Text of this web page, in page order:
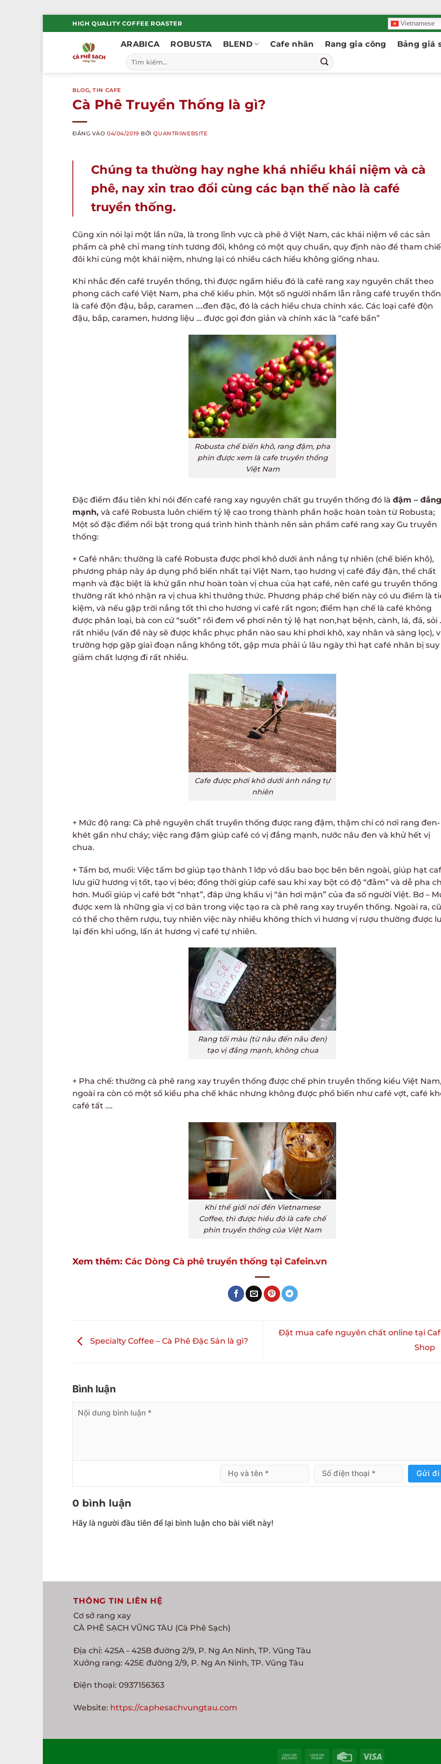
qua
HIGH QUALITY COFFEE ROASTER Vietnamese
ARABICA ROBUSTA BLEND Cafe nhân Rang gia công Bảng giá
Tìm
kiếm:
BLOG,TIN CAFE
Cà Phê Truyền Thống là gì?
ĐĂNG VÀO04/04/2019 BỞIQUANTRIWEBSITE
Chúng ta thường hay nghe khá nhiều khái niệm và cà
phê, nay xin trao đổi cùng các bạn thế nào là café
truyền thống.
Cũng xin nói lại một lần nữa, là trong lĩnh vực cà phê ở Việt Nam, các khái niệm về các sản
phẩm cà phê chỉ mang tính tương đối, không có một quy chuẩn, quy định nào để tham
đôi khi cùng một khái niệm, nhưng lại có nhiều cách hiểu không giống nhau.
Khi nhắc đến café truyền thống, thì được ngầm hiểu đó là café rang xay nguyên chất theo
phong cách café Việt Nam, pha chế kiểu phin. Một số người nhầm lẫn rằng café truyền
là café độn đậu, bắp, caramen ….đen đặc, đó là cách hiểu chưa chính xác. Các loại café độn
đậu, bắp, caramen, hương liệu … được gọi đơn giản và chính xác là “café bẩn”
Robusta chế biến khô, rang đậm, pha
phin được xem là cafe truyền thống
Việt Nam
Đặc điểm đầu tiên khi nói đến café rang xay nguyên chất gu truyền thống đó là đậm –
mạnh, và café Robusta luôn chiếm tỷ lệ cao trong thành phần hoặc hoàn toàn từ Robusta;
Một số đặc điểm nổi bật trong quá trình hình thành nên sản phẩm café rang xay Gu truyền
thống:
+ Café nhân: thường là café Robusta được phơi khô dưới ánh nắng tự nhiên (chế biến khô),
phương pháp này áp dụng phổ biến nhất tại Việt Nam, tạo hương vị café đầy đặn, thể chất
mạnh và đặc biệt là khử gần như hoàn toàn vị chua của hạt café, nên café gu truyền thống
thường rất khó nhận ra vị chua khi thưởng thức. Phương pháp chế biến này có ưu điểm là
kiệm, và nếu gặp trời nắng tốt thì cho hương vi café rất ngon; điểm hạn chế là café không
được phân loại, bà con cứ “suốt” rồi đem về phơi nên tỷ lệ hạt non,hạt bệnh, cành, lá, đá, sỏi
rất nhiều (vấn đề này sẽ được khắc phục phần nào sau khi phơi khô, xay nhân và sàng lọc),
trường hợp gặp giai đoạn nắng không tốt, gặp mưa phải ủ lâu ngày thì hạt café nhân bị suy
giảm chất lượng đi rất nhiều.
Cafe được phơi khô dưới ánh nắng tự
nhiên
+ Mức độ rang: Cà phê nguyên chất truyền thống được rang đậm, thậm chí có nơi rang đen-
khét gần như cháy; việc rang đậm giúp café có vị đắng mạnh, nước nâu đen và khử hết vị
chua.
+ Tẩm bơ, muối: Việc tẩm bơ giúp tạo thành 1 lớp vỏ dầu bao bọc bên bên ngoài, giúp hạt
lưu giữ hương vị tốt, tạo vị béo; đồng thời giúp café sau khi xay bột có độ “đằm” và dễ pha
hơn. Muối giúp vị café bớt “nhạt”, đáp ứng khẩu vị “ăn hơi mặn” của đa số người Việt. Bơ –
được xem là những gia vị cơ bản trong việc tạo ra cà phê rang xay truyền thống. Ngoài ra,
có thể cho thêm rượu, tuy nhiên việc này nhiều không thích vì hương vị rượu thường được
lại đến khi uống, lấn át hương vị café tự nhiên.
Rang tối màu (từ nâu đến nâu đen)
tạo vị đắng mạnh, không chua
+ Pha chế: thường cà phê rang xay truyền thống được chế phin truyền thống kiểu Việt
ngoài ra còn có một số kiểu pha chế khác nhưng không được phổ biến như café vợt, café
café tất ….
Khi thế giới nói đến Vietnamese
Coffee, thì được hiểu đó là cafe chế
phin truyền thống của Việt Nam
Xem thêm: Các Dòng Cà phê truyền thống tại Cafein.vn
Specialty Coffee – Cà Phê Đặc Sản là gì?
Đặt mua cafe nguyên chất online tại
Shop
Bình luận
Gửi đi
0 bình luận
Hãy là người đầu tiên để lại bình luận cho bài viết này!
THÔNG TIN LIÊN HỆ
Cơ sở rang xay
CÀ PHÊ SẠCH VŨNG TÀU (Cà Phê Sạch)
Địa chỉ: 425A - 425B đường 2/9, P. Ng An Ninh, TP. Vũng Tàu
Xưởng rang: 425E đường 2/9, P. Ng An Ninh, TP. Vũng Tàu
Điện thoại: 0937156363
Website: https://caphesachvungtau.com